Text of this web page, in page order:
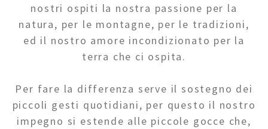
Tel.+39 0474 91 35 88
info@villastefania.com
Via al Ponte dei Corrieri 1 . I-39038 San
Candido . Alto Adige . Dolomiti
nostri ospiti la nostra passione per la
natura, per le montagne, per le tradizioni,
ed il nostro amore incondizionato per la
terra che ci ospita.
Per fare la differenza serve il sostegno dei
piccoli gesti quotidiani, per questo il nostro
impegno si estende alle piccole gocce che,